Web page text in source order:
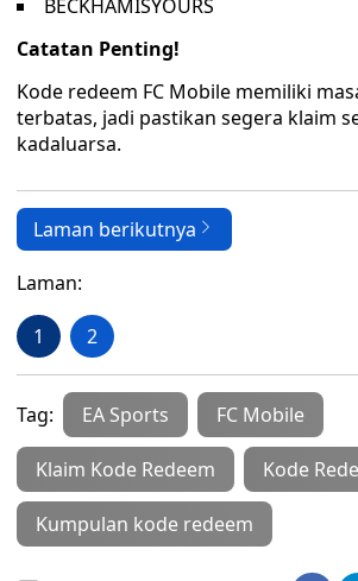
BECKHAMISYOURS
Catatan Penting!
Kode redeem FC Mobile memiliki
terbatas, jadi pastikan segera klaim
kadaluarsa.
Laman berikutnya
Laman:
1 2
Tag: EA Sports FC Mobile
Klaim Kode Redeem Kode
Kumpulan kode redeem